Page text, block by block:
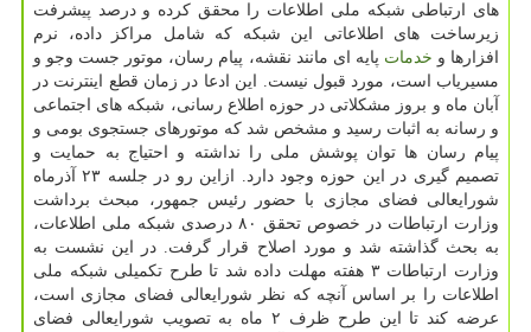
های ارتباطی شبكه ملی اطلاعات را محقق كرده و درصد پیشرفت
زیرساخت های اطلاعاتی این شبكه كه شامل مراكز داده، نرم
افزارها و خدمات پایه ای مانند نقشه، پیام رسان، موتور جست وجو و
مسیریاب است، مورد قبول نیست. این ادعا در زمان قطع اینترنت در
آبان ماه و بروز مشكلاتی در حوزه اطلاع رسانی، شبكه های اجتماعی
و رسانه به اثبات رسید و مشخص شد كه موتورهای جستجوی بومی و
پیام رسان ها توان پوشش ملی را نداشته و احتیاج به حمایت و
تصمیم گیری در این حوزه وجود دارد. ازاین رو در جلسه ۲۳ آذرماه
شورایعالی فضای مجازی با حضور رئیس جمهور، مبحث برداشت
وزارت ارتباطات در خصوص تحقق ۸۰ درصدی شبكه ملی اطلاعات،
به بحث گذاشته شد و مورد اصلاح قرار گرفت. در این نشست به
وزارت ارتباطات ۳ هفته مهلت داده شد تا طرح تكمیلی شبكه ملی
اطلاعات را بر اساس آنچه كه نظر شورایعالی فضای مجازی است،
عرضه كند تا این طرح ظرف ۲ ماه به تصویب شورایعالی فضای